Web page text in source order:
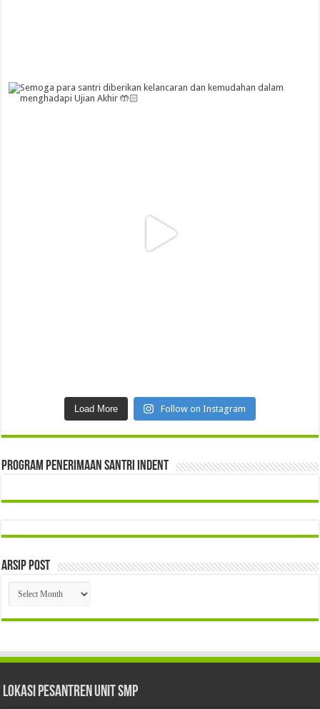
Load More Follow on Instagram
Program Penerimaan Santri Indent
Arsip Post
Arsip
Post
Lokasi Pesantren Unit SMP